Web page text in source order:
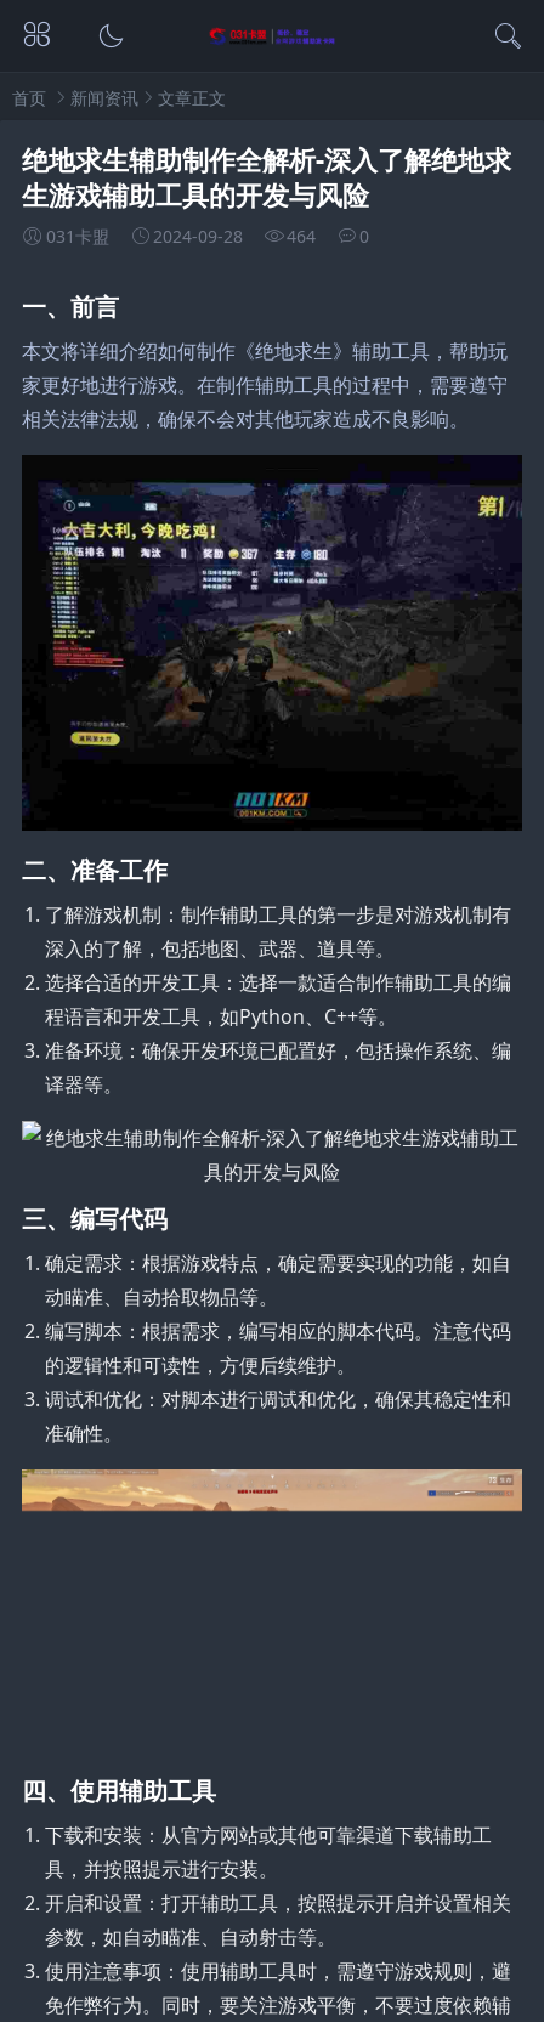
首页 新闻资讯 文章正文
绝地求生辅助制作全解析-深入了解绝地求
生游戏辅助工具的开发与风险
031卡盟 2024-09-28 464 0
一、前言
本文将详细介绍如何制作《绝地求生》辅助工具，帮助玩
家更好地进行游戏。在制作辅助工具的过程中，需要遵守
相关法律法规，确保不会对其他玩家造成不良影响。
二、准备工作
了解游戏机制：制作辅助工具的第一步是对游戏机制有
深入的了解，包括地图、武器、道具等。
选择合适的开发工具：选择一款适合制作辅助工具的编
程语言和开发工具，如Python、C++等。
准备环境：确保开发环境已配置好，包括操作系统、编
译器等。
三、编写代码
确定需求：根据游戏特点，确定需要实现的功能，如自
动瞄准、自动拾取物品等。
编写脚本：根据需求，编写相应的脚本代码。注意代码
的逻辑性和可读性，方便后续维护。
调试和优化：对脚本进行调试和优化，确保其稳定性和
准确性。
四、使用辅助工具
下载和安装：从官方网站或其他可靠渠道下载辅助工
具，并按照提示进行安装。
开启和设置：打开辅助工具，按照提示开启并设置相关
参数，如自动瞄准、自动射击等。
使用注意事项：使用辅助工具时，需遵守游戏规则，避
免作弊行为。同时，要关注游戏平衡，不要过度依赖辅